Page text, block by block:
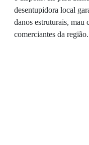
desentupidora local
danos estruturais, mau
comerciantes da região.